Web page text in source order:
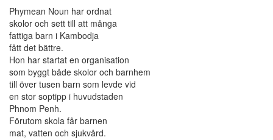
Phymean Noun har ordnat
skolor och sett till att många
fattiga barn i Kambodja
fått det bättre.
Hon har startat en organisation
som byggt både skolor och barnhem
till över tusen barn som levde vid
en stor soptipp i huvudstaden
Phnom Penh.
Förutom skola får barnen
mat, vatten och sjukvård.